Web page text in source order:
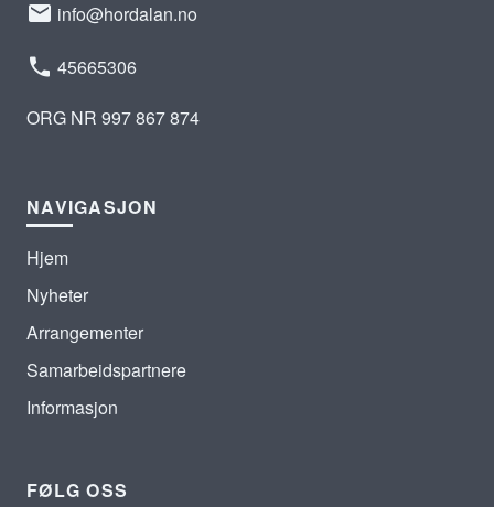
info@hordalan.no
45665306
ORG NR 997 867 874
NAVIGASJON
Hjem
Nyheter
Arrangementer
Samarbeidspartnere
Informasjon
FØLG OSS